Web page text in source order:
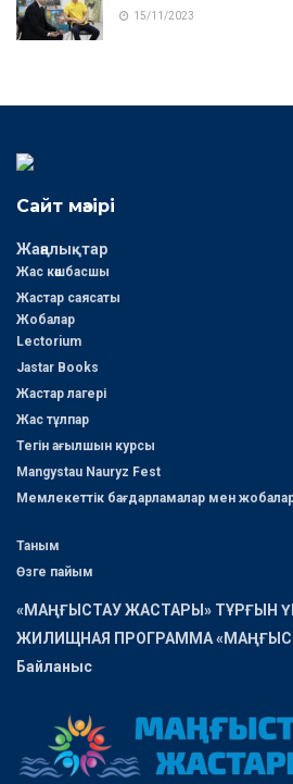
15/11/2023
Сайт мәзірі
Жаңалықтар
Жас көшбасшы
Жастар саясаты
Жобалар
Lectorium
Jastar Books
Жастар лагері
Жас тұлпар
Тегін ағылшын курсы
Mangystau Nauryz Fest
Мемлекеттік бағдарламалар мен
Таным
Өзге пайым
«МАҢҒЫСТАУ ЖАСТАРЫ» ТҰРҒЫН
ЖИЛИЩНАЯ ПРОГРАММА
Байланыс